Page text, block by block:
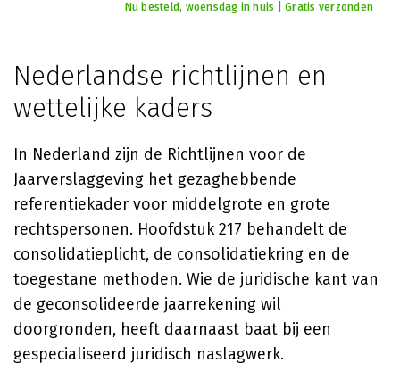
Nu besteld, woensdag in huis | Gratis verzonden
Nederlandse richtlijnen en
wettelijke kaders
In Nederland zijn de Richtlijnen voor de
Jaarverslaggeving het gezaghebbende
referentiekader voor middelgrote en grote
rechtspersonen. Hoofdstuk 217 behandelt de
consolidatieplicht, de consolidatiekring en de
toegestane methoden. Wie de juridische kant van
de geconsolideerde jaarrekening wil
doorgronden, heeft daarnaast baat bij een
gespecialiseerd juridisch naslagwerk.